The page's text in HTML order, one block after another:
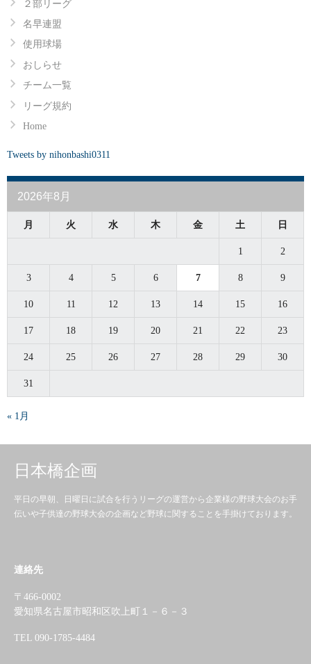
２部リーグ
名早連盟
使用球場
おしらせ
チーム一覧
リーグ規約
Home
Tweets by nihonbashi0311
2026年8月
月 火 水 木 金 土 日
1 2
3 4 5 6 7 8 9
10 11 12 13 14 15 16
17 18 19 20 21 22 23
24 25 26 27 28 29 30
31
« 1月
日本橋企画
平日の早朝、日曜日に試合を行うリーグの運営から企業様の野球大会のお手
伝いや子供達の野球大会の企画など野球に関することを手掛けております。
連絡先
〒466-0002
愛知県名古屋市昭和区吹上町１－６－３
TEL 090-1785-4484